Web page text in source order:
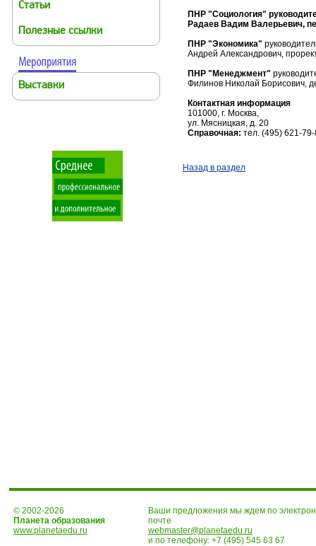
Статьи
Полезные ссылки
Выставки
ПНР "Социология"
Радаев Вадим Валерьевич,
ПНР "Экономика"
Андрей Александрович,
ПНР "Менеджмент"
Филинов Николай Борисович,
Контактная информация
101000, г. Москва,
ул. Мясницкая, д. 20
Справочная: тел. (495) 621-
Назад в раздел
© 2002-2026
Планета образования
www.planetaedu.ru
Ваши предложения мы ждем по
почте
webmaster@planetaedu.ru
и по телефону: +7 (495) 545 63 67